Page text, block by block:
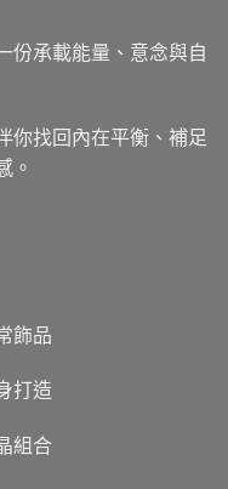
份承載能量、意念與自
你找回內在平衡、補足
。
飾品
打造
組合